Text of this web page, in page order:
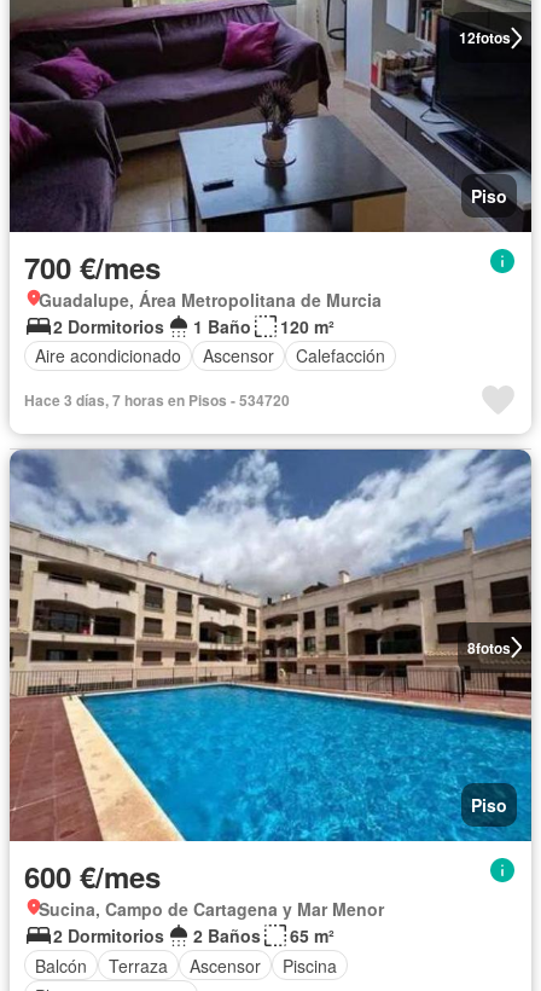
12fotos
Piso
700 €/mes
Guadalupe, Área Metropolitana de Murcia
2 Dormitorios
1 Baño
120 m²
Aire acondicionado
Ascensor Calefacción
Hace 3 días, 7 horas en Pisos - 534720
8fotos
Piso
600 €/mes
Sucina, Campo de Cartagena y Mar Menor
2 Dormitorios
2 Baños
65 m²
Balcón
Terraza Ascensor
Piscina